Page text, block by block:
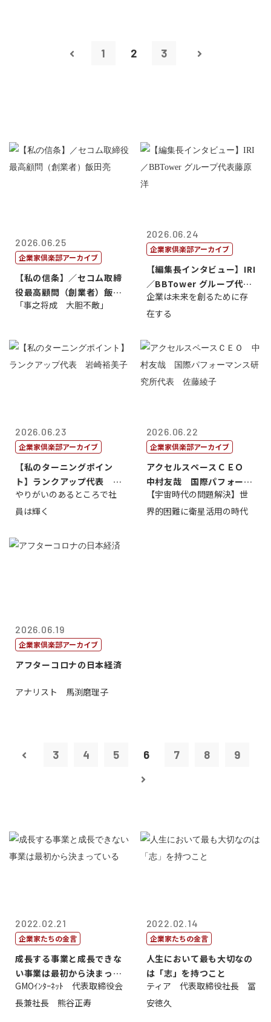
1 2 3
2026.06.25
企業家倶楽部アーカイブ
【私の信条】／セコム取締
役最高顧問（創業者）飯田
亮
「事之将成 大胆不敵」
2026.06.24
企業家倶楽部アーカイブ
【編集長インタビュー】IRI
／BBTower グループ代表
藤...
企業は未来を創るために存
在する
2026.06.23
企業家倶楽部アーカイブ
【私のターニングポイン
ト】ランクアップ代表 岩
崎裕美子
やりがいのあるところで社
員は輝く
2026.06.22
企業家倶楽部アーカイブ
アクセルスペースＣＥＯ
中村友哉 国際パフォーマ
ンス研究所代...
【宇宙時代の問題解決】世
界的困難に衛星活用の時代
2026.06.19
企業家倶楽部アーカイブ
アフターコロナの日本経済
アナリスト 馬渕磨理子
3 4 5 6 7 8 9
2022.02.21
企業家たちの金言
成長する事業と成長できな
い事業は最初から決まって
いる
GMOｲﾝﾀｰﾈｯﾄ 代表取締役会
長兼社長 熊谷正寿
2022.02.14
企業家たちの金言
人生において最も大切なの
は「志」を持つこと
ティア 代表取締役社長 冨
安徳久